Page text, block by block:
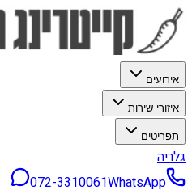
אירועים
איזורי שירות
תפריטים
גלריה
072-3310061WhatsApp